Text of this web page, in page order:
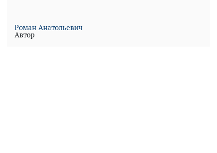
Роман Анатольевич
Автор